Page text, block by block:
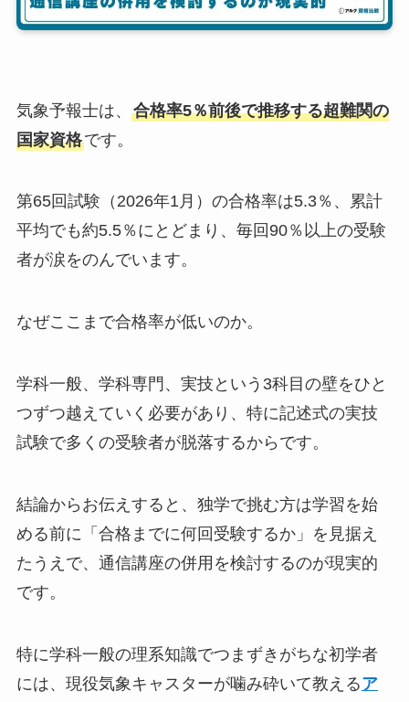
気象予報士は、 合格率5％前後で推移する超難関の
国家資格です。
第65回試験（2026年1月）の合格率は5.3％、累計
平均でも約5.5％にとどまり、毎回90％以上の受験
者が涙をのんでいます。
なぜここまで合格率が低いのか。
学科一般、学科専門、実技という3科目の壁をひと
つずつ越えていく必要があり、特に記述式の実技
試験で多くの受験者が脱落するからです。
結論からお伝えすると、独学で挑む方は学習を始
める前に「合格までに何回受験するか」を見据え
たうえで、通信講座の併用を検討するのが現実的
です。
特に学科一般の理系知識でつまずきがちな初学者
には、現役気象キャスターが噛み砕いて教えるア